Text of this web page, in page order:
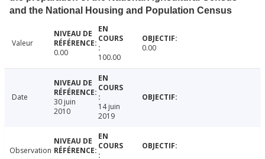
and the National Housing and Population Census
Valeur
0.00
100.00
0.00
Date
30 juin
2010
14 juin
2019
Observation